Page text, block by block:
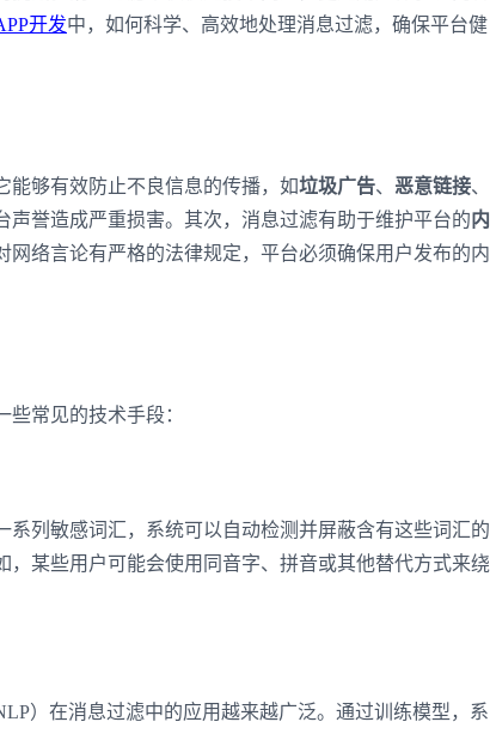
开发中，如何科学、高效地处理消息过滤，确保平台健
能够有效防止不良信息的传播，如垃圾广告、 恶意链接、
誉造成严重损害。其次，消息过滤有助于维护平台的内
络言论有严格的法律规定，平台必须确保用户发布的内
常见的技术手段：
列敏感词汇，系统可以自动检测并屏蔽含有这些词汇的
某些用户可能会使用同音字、拼音或其他替代方式来绕
）在消息过滤中的应用越来越广泛。通过训练模型，系